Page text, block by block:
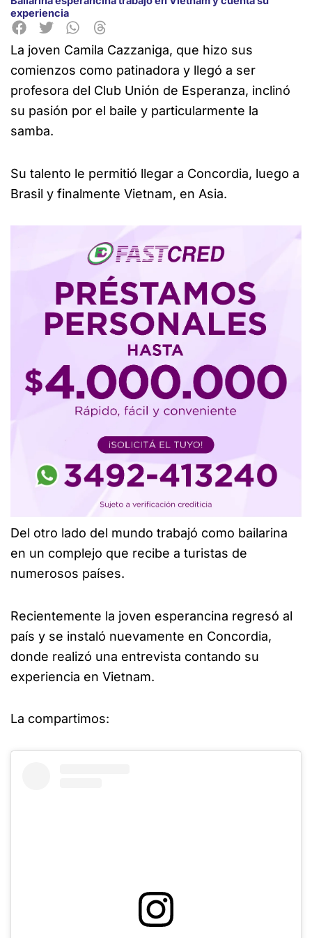
experiencia
La joven Camila Cazzaniga, que hizo sus
comienzos como patinadora y llegó a ser
profesora del Club Unión de Esperanza, inclinó
su pasión por el baile y particularmente la
samba.
Su talento le permitió llegar a Concordia, luego a
Brasil y finalmente Vietnam, en Asia.
Del otro lado del mundo trabajó como bailarina
en un complejo que recibe a turistas de
numerosos países.
Recientemente la joven esperancina regresó al
país y se instaló nuevamente en Concordia,
donde realizó una entrevista contando su
experiencia en Vietnam.
La compartimos: